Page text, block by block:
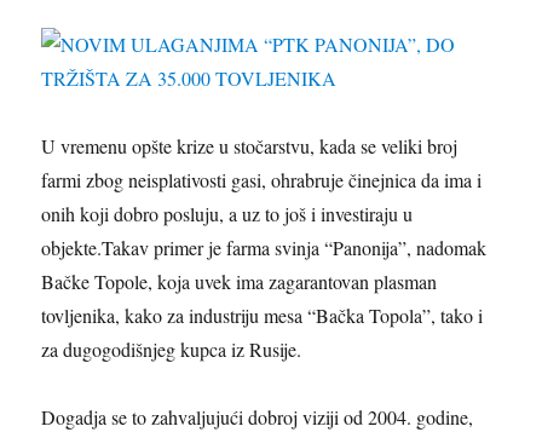
U vremenu opšte krize u stočarstvu, kada se veliki broj
farmi zbog neisplativosti gasi, ohrabruje činejnica da ima i
onih koji dobro posluju, a uz to još i investiraju u
objekte.Takav primer je farma svinja “Panonija”, nadomak
Bačke Topole, koja uvek ima zagarantovan plasman
tovljenika, kako za industriju mesa “Bačka Topola”, tako i
za dugogodišnjeg kupca iz Rusije.
Dogadja se tozahvaljujući dobroj viziji od 2004. godine,